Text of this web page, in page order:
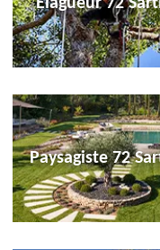
Elagueur 72
Paysagiste 72